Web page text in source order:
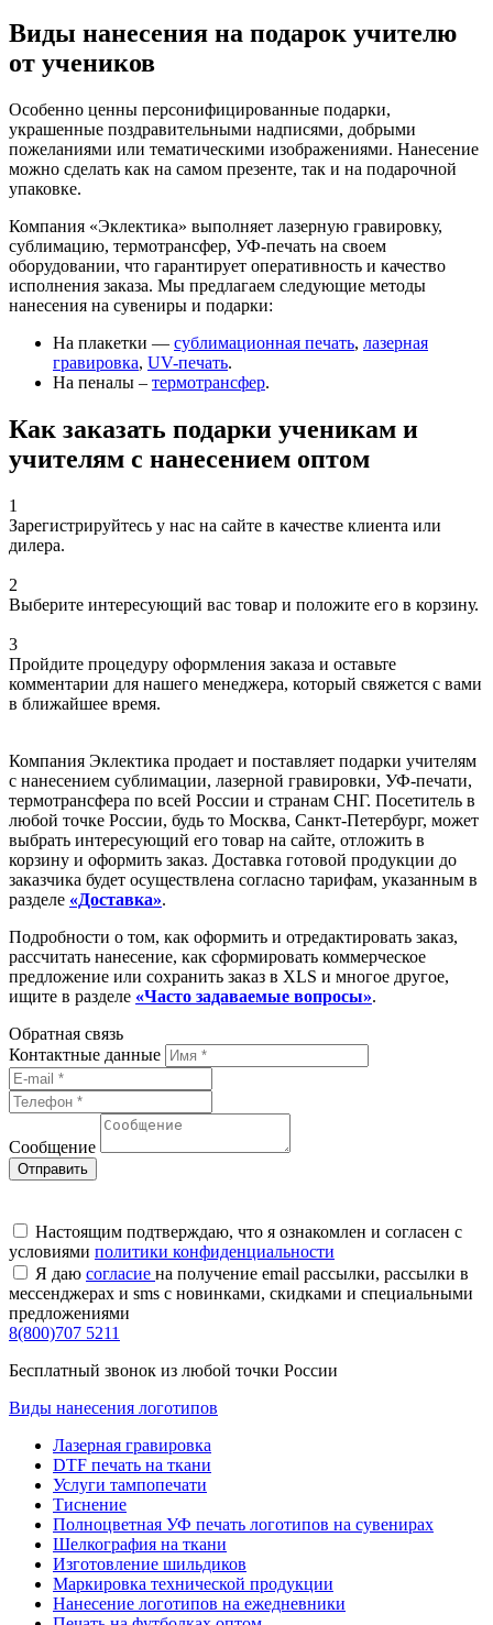
Виды нанесения на подарок учителю
от учеников
Особенно ценны персонифицированные подарки,
украшенные поздравительными надписями, добрыми
пожеланиями или тематическими изображениями. Нанесение
можно сделать как на самом презенте, так и на подарочной
упаковке.
Компания «Эклектика» выполняет лазерную гравировку,
сублимацию, термотрансфер, УФ-печать на своем
оборудовании, что гарантирует оперативность и качество
исполнения заказа. Мы предлагаем следующие методы
нанесения на сувениры и подарки:
На плакетки — сублимационная печать, лазерная
гравировка, UV-печать.
На пеналы – термотрансфер.
Как заказать подарки ученикам и
учителям с нанесением оптом
1
Зарегистрируйтесь у нас на сайте в качестве клиента или
дилера.
2
Выберите интересующий вас товар и положите его в корзину.
3
Пройдите процедуру оформления заказа и оставьте
комментарии для нашего менеджера, который свяжется с вами
в ближайшее время.
Компания Эклектика продает и поставляет подарки учителям
с нанесением сублимации, лазерной гравировки, УФ-печати,
термотрансфера по всей России и странам СНГ. Посетитель в
любой точке России, будь то Москва, Санкт-Петербург, может
выбрать интересующий его товар на сайте, отложить в
корзину и оформить заказ. Доставка готовой продукции до
заказчика будет осуществлена согласно тарифам, указанным в
разделе «Доставка».
Подробности о том, как оформить и отредактировать заказ,
рассчитать нанесение, как сформировать коммерческое
предложение или сохранить заказ в XLS и многое другое,
ищите в разделе «Часто задаваемые вопросы».
Обратная связь
Контактные данные
Сообщение
Настоящим подтверждаю, что я ознакомлен и согласен с
условиями политики конфиденциальности
Я даю согласие на получение email рассылки, рассылки в
мессенджерах и sms с новинками, скидками и специальными
предложениями
8(800)707 5211
Бесплатный звонок из любой точки России
Виды нанесения логотипов
Лазерная гравировка
DTF печать на ткани
Услуги тампопечати
Тиснение
Полноцветная УФ печать логотипов на сувенирах
Шелкография на ткани
Изготовление шильдиков
Маркировка технической продукции
Нанесение логотипов на ежедневники